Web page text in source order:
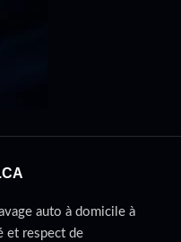
auto à domicile à
et respect de